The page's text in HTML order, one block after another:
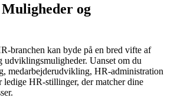
og
branchen kan byde på en bred vifte af
udviklingsmuligheder. Uanset om du
medarbejderudvikling, HR-administration
ledige HR-stillinger, der matcher dine